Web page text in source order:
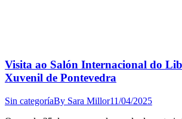
Visita ao Salón Internacional do
Xuvenil de Pontevedra
Sin categoríaBy Sara Millor11/04/2025